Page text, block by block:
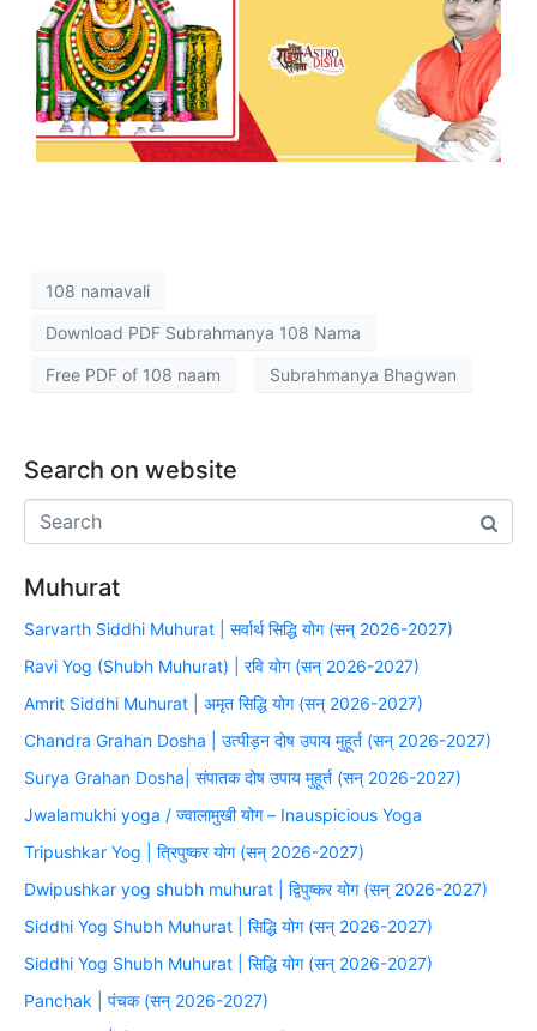
108 namavali
Download PDF Subrahmanya 108 Nama
Free PDF of 108 naam Subrahmanya Bhagwan
Search on website
Muhurat
Sarvarth Siddhi Muhurat | सर्वार्थ सिद्धि योग (सन् 2026-2027)
Ravi Yog (Shubh Muhurat) | रवि योग (सन् 2026-2027)
Amrit Siddhi Muhurat | अमृत सिद्धि योग (सन् 2026-2027)
Chandra Grahan Dosha | उत्पीड़न दोष उपाय मुहूर्त (सन् 2026-2027)
Surya Grahan Dosha| संपातक दोष उपाय मुहूर्त (सन् 2026-2027)
Jwalamukhi yoga / ज्वालामुखी योग – Inauspicious Yoga
Tripushkar Yog | त्रिपुष्कर योग (सन् 2026-2027)
Dwipushkar yog shubh muhurat | द्विपुष्कर योग (सन् 2026-2027)
Siddhi Yog Shubh Muhurat | सिद्धि योग (सन् 2026-2027)
Siddhi Yog Shubh Muhurat | सिद्धि योग (सन् 2026-2027)
Panchak | पंचक (सन् 2026-2027)